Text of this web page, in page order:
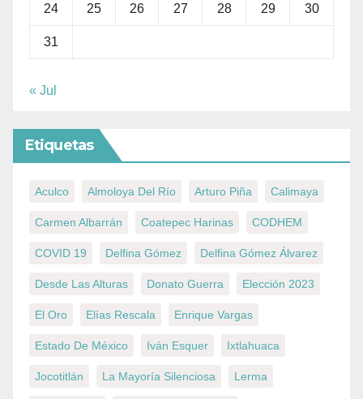
24 25 26 27 28 29 30
31
« Jul
Etiquetas
Aculco Almoloya Del Río Arturo Piña Calimaya
Carmen Albarrán Coatepec Harinas CODHEM
COVID 19 Delfina Gómez Delfina Gómez Álvarez
Desde Las Alturas Donato Guerra Elección 2023
El Oro Elías Rescala Enrique Vargas
Estado De México Iván Esquer Ixtlahuaca
Jocotitlán La Mayoría Silenciosa Lerma